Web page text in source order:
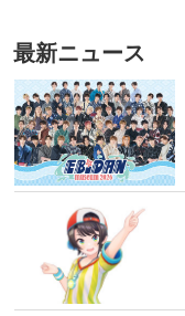
最新ニュース